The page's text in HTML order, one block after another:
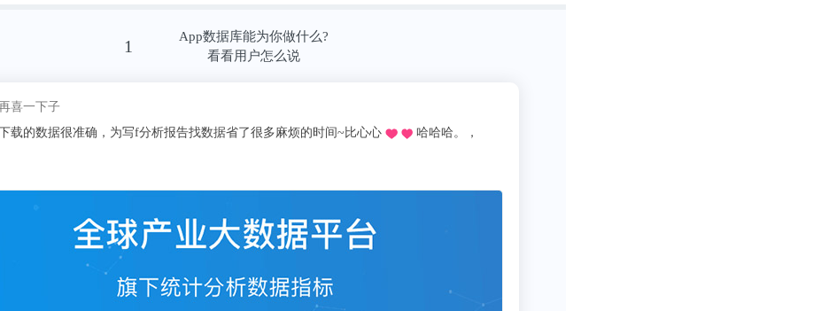
1
App数据库能为你做什么?
看看用户怎么说
这昵称我pick了
同学推荐的o，不用去图书馆在宿舍就可以看文献写论文啦，再也不用早起去扒位23333
十分适合想偷懒的我哈哈～，不用看折磨**的英文报表简直圆满！直接问！满分满分！！！